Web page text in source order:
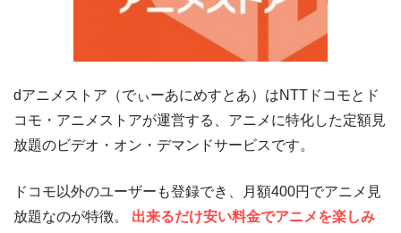
dアニメストア（でぃーあにめすとあ）はNTTドコモとド
コモ・アニメストアが運営する、アニメに特化した定額見
放題のビデオ・オン・デマンドサービスです。
ドコモ以外のユーザーも登録でき、月額400円でアニメ見
放題なのが特徴。 出来るだけ安い料金でアニメを楽しみ